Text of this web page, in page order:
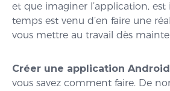
et que imaginer l’application, est
temps est venu d’en faire une
vous mettre au travail dès
Créer une application Android
vous savez comment faire. De